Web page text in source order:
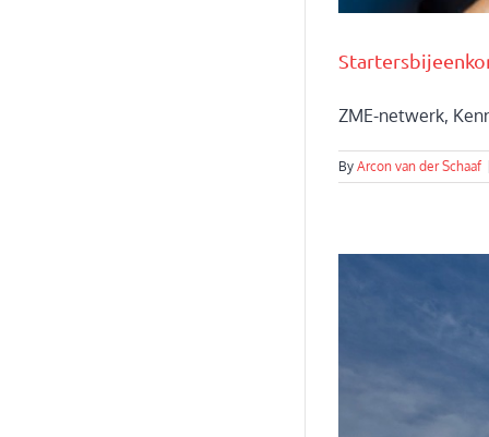
ZME-netwerk,
By Arcon van der Schaaf